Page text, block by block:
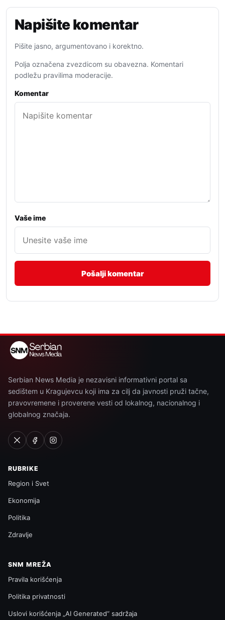
Napišite komentar
Pišite jasno, argumentovano i korektno.
Polja označena zvezdicom su obavezna. Komentari
podležu pravilima moderacije.
Komentar
Vaše ime
Serbian News Media je nezavisni informativni portal sa
sedištem u Kragujevcu koji ima za cilj da javnosti pruži tačne,
pravovremene i proverene vesti od lokalnog, nacionalnog i
globalnog značaja.
RUBRIKE
Region i Svet
Ekonomija
Politika
Zdravlje
SNM MREŽA
Pravila korišćenja
Politika privatnosti
Uslovi korišćenja „AI Generated“ sadržaja